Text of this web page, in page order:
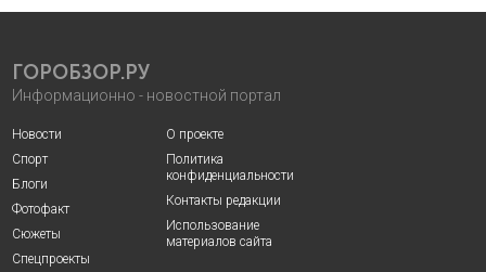
ГОРОБЗОР.РУ
Информационно - новостной портал
Новости
Спорт
Блоги
Фотофакт
Сюжеты
Спецпроекты
О проекте
Политика
конфиденциальности
Контакты редакции
Использование
материалов сайта